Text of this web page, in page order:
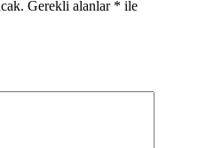
Gerekli alanlar * ile